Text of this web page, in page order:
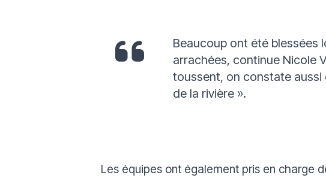
Beaucoup ont été blessées
arrachées, continue Nicole
toussent, on constate aussi
de la rivière ».
Les équipes ont également pris en charge